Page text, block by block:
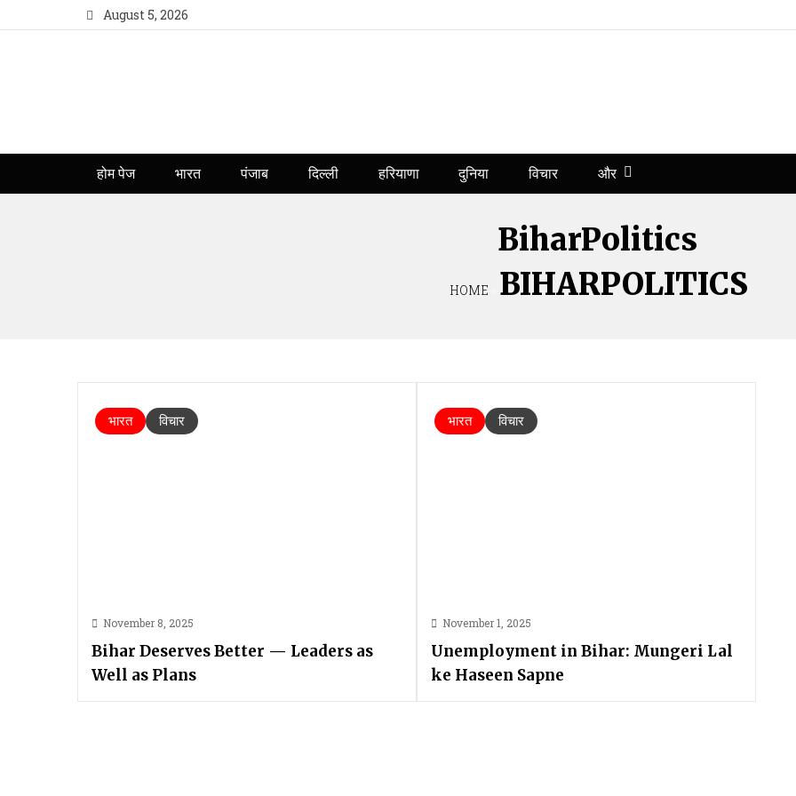
August 5, 2026
होम पेज भारत पंजाब दिल्ली हरियाणा दुनिया विचार और
BiharPolitics
HOME BIHARPOLITICS
November 8, 2025
Bihar Deserves Better — Leaders as
Well as Plans
भारत विचार
November 1, 2025
Unemployment in Bihar: Mungeri Lal
ke Haseen Sapne
भारत विचार